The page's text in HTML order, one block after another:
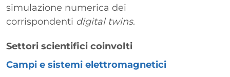
simulazione numerica dei
corrispondenti digital twins.
Settori scientifici coinvolti
Campi e sistemi elettromagnetici